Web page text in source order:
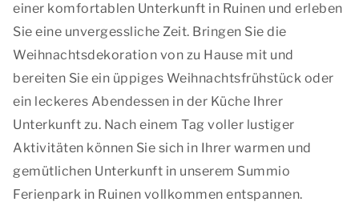
einer komfortablen Unterkunft in Ruinen und erleben
Sie eine unvergessliche Zeit. Bringen Sie die
Weihnachtsdekoration von zu Hause mit und
bereiten Sie ein üppiges Weihnachtsfrühstück oder
ein leckeres Abendessen in der Küche Ihrer
Unterkunft zu. Nach einem Tag voller lustiger
Aktivitäten können Sie sich in Ihrer warmen und
gemütlichen Unterkunft in unserem Summio
Ferienpark in Ruinen vollkommen entspannen.